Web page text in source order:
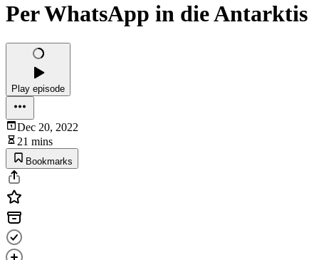
Per WhatsApp in die Antarktis
Play episode
Dec 20, 2022
21 mins
Bookmarks